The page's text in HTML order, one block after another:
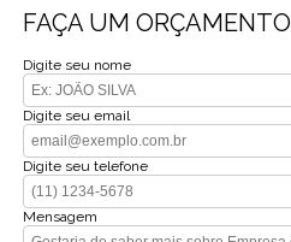
FAÇA UM ORÇAMENTO
Digite seu nome
Digite seu email
Digite seu telefone
Mensagem